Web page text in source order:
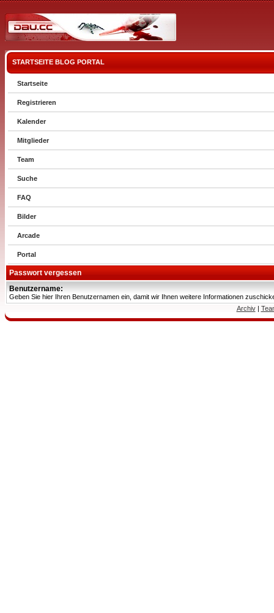
STARTSEITE BLOG PORTAL
Startseite
Registrieren
Kalender
Mitglieder
Team
Suche
FAQ
Bilder
Arcade
Portal
Passwort vergessen
Benutzername:
Geben Sie hier Ihren Benutzernamen ein, damit wir Ihnen weitere Informationen
Archiv|